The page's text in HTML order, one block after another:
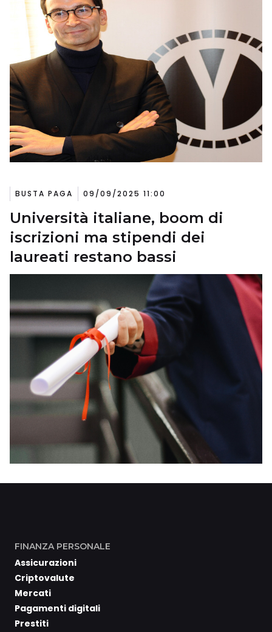
BUSTA PAGA 09/09/2025 11:00
Università italiane, boom di
iscrizioni ma stipendi dei
laureati restano bassi
FINANZA PERSONALE
Assicurazioni
Criptovalute
Mercati
Pagamenti digitali
Prestiti